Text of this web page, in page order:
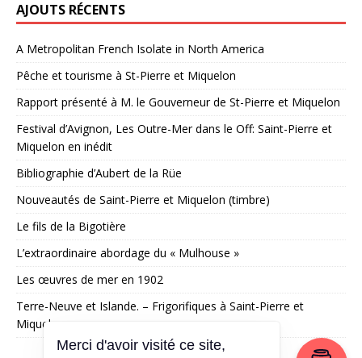
AJOUTS RÉCENTS
A Metropolitan French Isolate in North America
Pêche et tourisme à St-Pierre et Miquelon
Rapport présenté à M. le Gouverneur de St-Pierre et Miquelon
Festival d’Avignon, Les Outre-Mer dans le Off: Saint-Pierre et
Miquelon en inédit
Bibliographie d’Aubert de la Rüe
Nouveautés de Saint-Pierre et Miquelon (timbre)
Le fils de la Bigotière
L’extraordinaire abordage du « Mulhouse »
Les œuvres de mer en 1902
Terre-Neuve et Islande. – Frigorifiques à Saint-Pierre et
Miquelon
Merci d'avoir visité ce site,